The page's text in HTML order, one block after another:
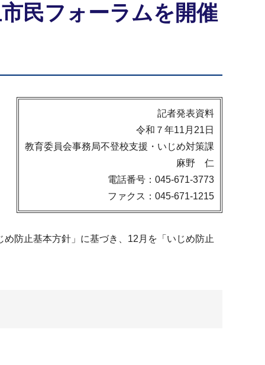
民フォーラムを開催
記者発表資料
令和７年11月21日
教育委員会事務局不登校支援・いじめ対策課
麻野 仁
電話番号：045-671-3773
ファクス：045-671-1215
防止基本方針」に基づき、12月を「いじめ防止